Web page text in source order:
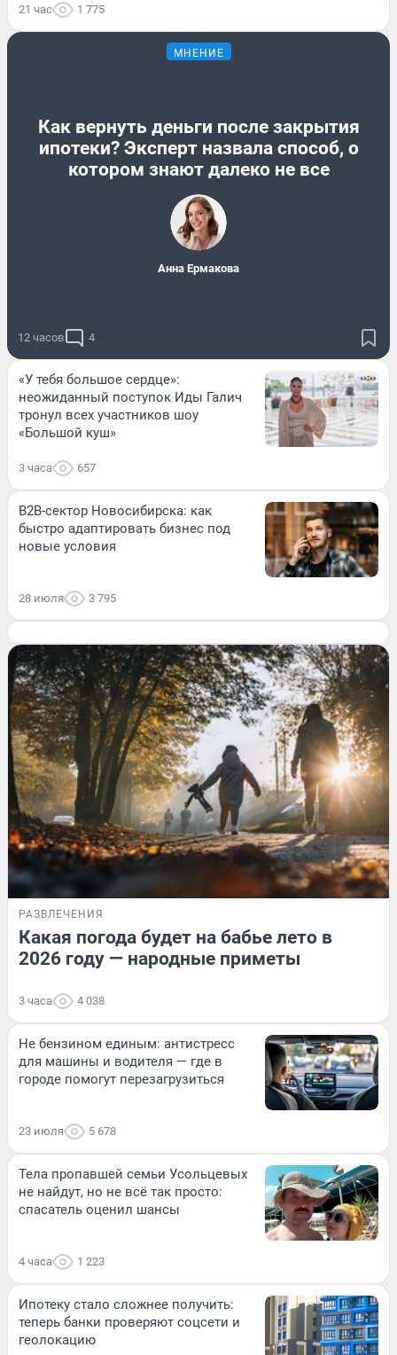
21 час 1 775
МНЕНИЕ
Как вернуть деньги после закрытия
ипотеки? Эксперт назвала способ, о
котором знают далеко не все
Анна Ермакова
12 часов 4
«У тебя большое сердце»:
неожиданный поступок Иды Галич
тронул всех участников шоу
«Большой куш»
3 часа 657
B2B-сектор Новосибирска: как
быстро адаптировать бизнес под
новые условия
28 июля 3 795
РАЗВЛЕЧЕНИЯ
Какая погода будет на бабье лето в
2026 году — народные приметы
3 часа 4 038
Не бензином единым: антистресс
для машины и водителя — где в
городе помогут перезагрузиться
23 июля 5 678
Тела пропавшей семьи Усольцевых
не найдут, но не всё так просто:
спасатель оценил шансы
4 часа 1 223
Ипотеку стало сложнее получить:
теперь банки проверяют соцсети и
геолокацию